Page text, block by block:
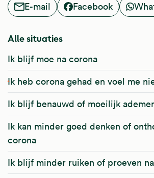
E-mail
Facebook
Alle situaties
Ik blijf moe na corona
Ik heb corona gehad en voel me
Ik blijf benauwd of moeilijk
Ik kan minder goed denken of
corona
Ik blijf minder ruiken of proeven